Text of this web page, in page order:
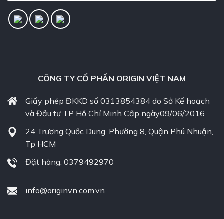
CÔNG TY CỔ PHẦN ORIGIN VIỆT NAM
Giấy phép ĐKKD số 0313854384 do Sở Kế hoạch
và Đầu tư TP Hồ Chí Minh Cấp ngày09/06/2016
24 Trương Quốc Dung, Phường 8, Quận Phú Nhuận,
Tp HCM
Đặt hàng: 0379492970
info@originvn.com.vn